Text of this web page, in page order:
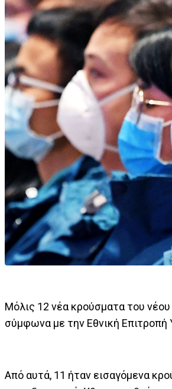
Μόλις 12 νέα κρούσματα του
σύμφωνα με την Εθνική Επιτροπή
Από αυτά, 11 ήταν εισαγόμενα